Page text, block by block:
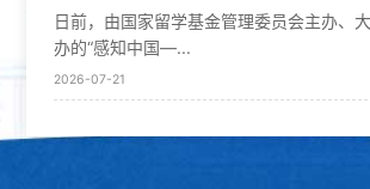
日前，由国家留学基金管理委员会主办、
办的“感知中国—...
2026-07-21